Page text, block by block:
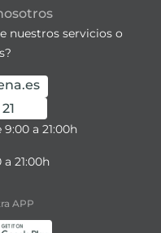
nuestros servicios o
a 21:00h
21:00h
APP